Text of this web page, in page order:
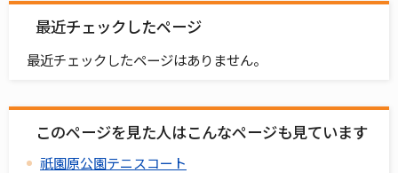
最近チェックしたページ
最近チェックしたページはありません。
このページを見た人はこんなページも見ています
祇園原公園テニスコート